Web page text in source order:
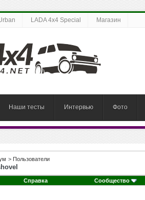
LADA 4x4 Special Магазин
Наши тесты Интервью Фото
> Пользователи
Справка Сообщество